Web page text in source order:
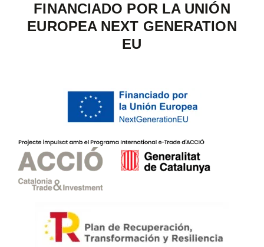
FINANCIADO POR LA UNIÓN
EUROPEA NEXT GENERATION
EU